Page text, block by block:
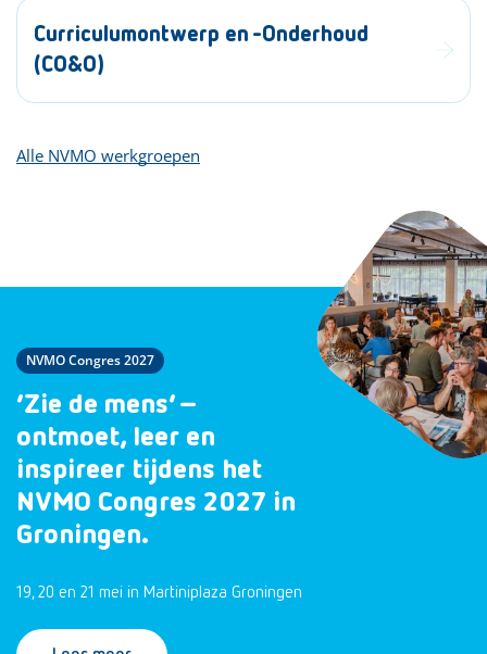
Curriculumontwerp en -Onderhoud
(CO&O)
Alle NVMO werkgroepen
NVMO Congres 2027
‘Zie de mens’ –
ontmoet, leer en
inspireer tijdens het
NVMO Congres 2027 in
Groningen.
19, 20 en 21 mei in Martiniplaza Groningen